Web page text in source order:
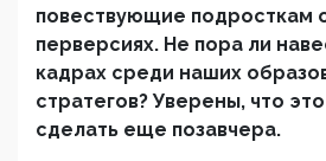
повествующие подросткам
перверсиях. Не пора ли
кадрах среди наших
стратегов? Уверены, что
сделать еще позавчера.